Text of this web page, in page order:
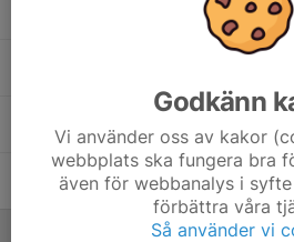
Målvaktstränare
Lagledare
Revend ToviTränare
Godkänn
Vi använder oss av kakor
webbplats ska fungera bra
även för webbanalys i
förbättra våra
Så använder vi